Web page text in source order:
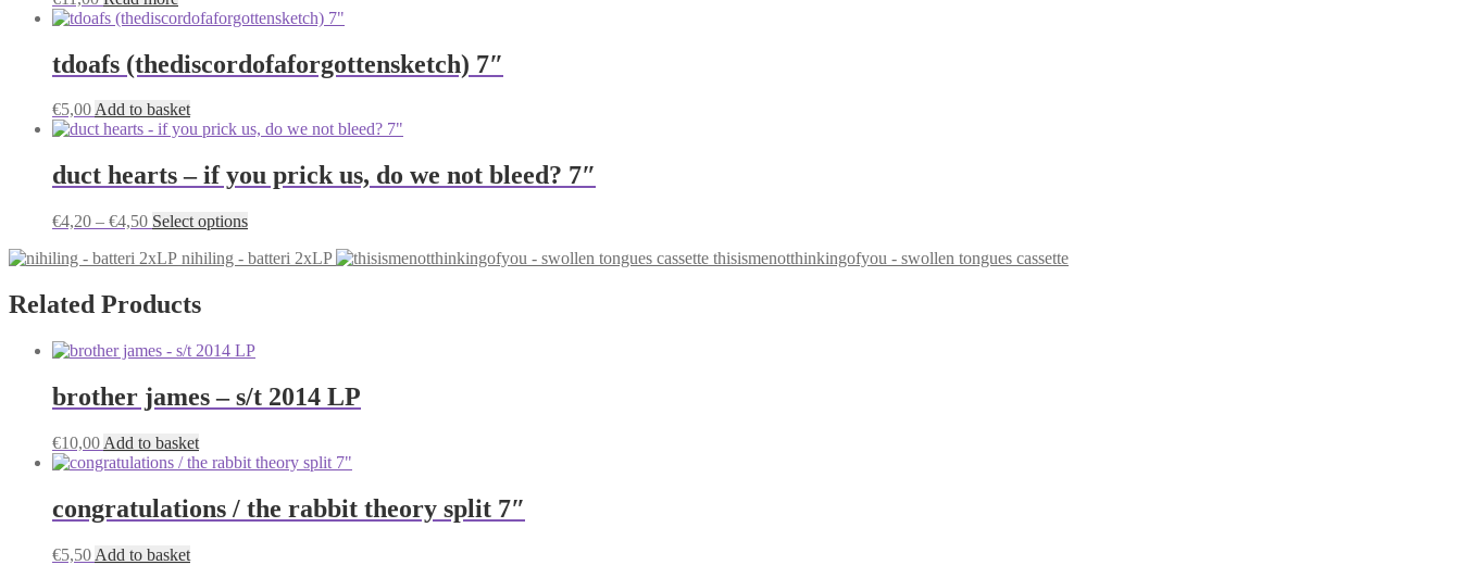
may
chosen
on
product
page
tdoafs (thediscordofaforgottensketch) 7″
€5,00Add to basket
duct hearts – if you prick us, do we not bleed? 7″
€4,20 – €4,50Price
€4,20
€4,50
Select optionsThis
has
may
chosen
on
product
page
nihiling - batteri 2xLP thisismenotthinkingofyou - swollen tongues cassette
Related Products
brother james – s/t 2014 LP
€10,00 Add to basket
congratulations / the rabbit theory split 7″
€5,50 Add to basket